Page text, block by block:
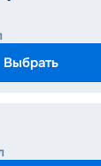
Выбрать